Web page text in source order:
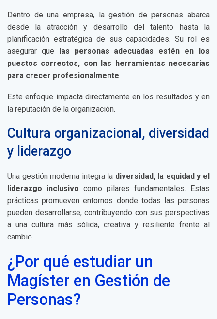
Dentro de una empresa, la gestión de personas abarca
desde la atracción y desarrollo del talento hasta la
planificación estratégica de sus capacidades. Su rol es
asegurar que las personas adecuadas estén en los
puestos correctos, con las herramientas necesarias
para crecer profesionalmente.
Este enfoque impacta directamente en los resultados y en
la reputación de la organización.
Cultura organizacional, diversidad
y liderazgo
Una gestión moderna integra la diversidad, la equidad y el
liderazgo inclusivo como pilares fundamentales. Estas
prácticas promueven entornos donde todas las personas
pueden desarrollarse, contribuyendo con sus perspectivas
a una cultura más sólida, creativa y resiliente frente al
cambio.
¿Por qué estudiar un
Magíster en Gestión de
Personas?